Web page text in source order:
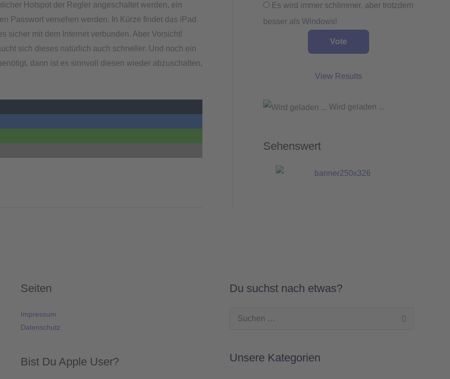
Hotspot der Regler angeschaltet werden, ein
Passwort versehen werden. In Kürze findet das iPad
sicher mit dem Internet verbunden. Aber Vorsicht!
sich dieses natürlich auch schneller. Und noch ein
dann ist es sinnvoll diesen wieder abzuschalten,
Es wird immer schlimmer, aber trotzdem
besser als Windows!
View Results
Wird geladen ...
Sehenswert
Seiten
Impressum
Datenschutz
Bist Du Apple User?
Du suchst nach etwas?
Suchen
Unsere Kategorien